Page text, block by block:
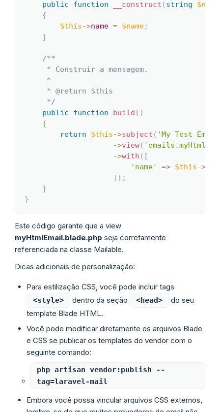
public
function __construct ( string $name
{
$this->name = $name;
}
/**
     * Construir a mensagem.
     *
     * @return $this
     */
public
function build ( )
{
return
$this->subject ( 'My Test
->view(
->with ( [
'name'
=> $this->
] ) ;
}
}
Este código garante que a view
myHtmlEmail.blade.php seja corretamente
referenciada na classe Mailable.
Dicas adicionais de personalização:
Para estilização CSS, você pode incluir tags
<style> dentro da seção <head>
do seu
template Blade HTML.
Você pode modificar diretamente os arquivos Blade
e CSS se publicar os templates do vendor com o
seguinte comando:
php artisan vendor:publish --
tag=laravel-mail
Embora você possa vincular arquivos CSS externos,